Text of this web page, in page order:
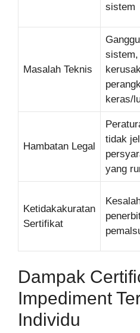
sistem
Masalah Teknis
sistem,
keras/
Hambatan Legal
tidak
yang
Ketidakakuratan
Sertifikat
Dampak
Impediment
Individu